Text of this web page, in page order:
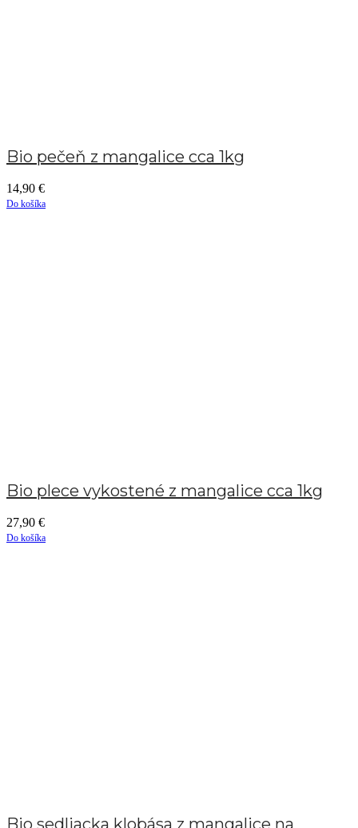
Bio pečeň z mangalice cca 1kg
14,90 €
Do košíka
Bio plece vykostené z mangalice cca 1kg
27,90 €
Do košíka